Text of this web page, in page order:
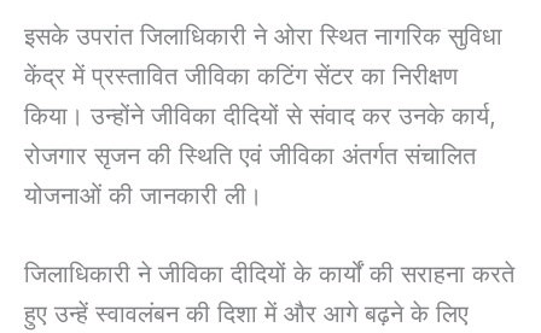
इसके उपरांत जिलाधिकारी ने ओरा स्थित नागरिक सुविधा
केंद्र में प्रस्तावित जीविका कटिंग सेंटर का निरीक्षण
किया। उन्होंने जीविका दीदियों से संवाद कर उनके कार्य,
रोजगार सृजन की स्थिति एवं जीविका अंतर्गत संचालित
योजनाओं की जानकारी ली।
जिलाधिकारी ने जीविका दीदियों के कार्यों की सराहना करते
हुए उन्हें स्वावलंबन की दिशा में और आगे बढ़ने के लिए